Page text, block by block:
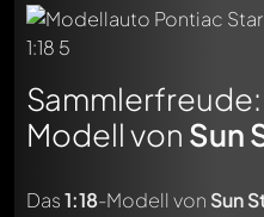
Modell von Sun
Das1:18-Modell von Sun